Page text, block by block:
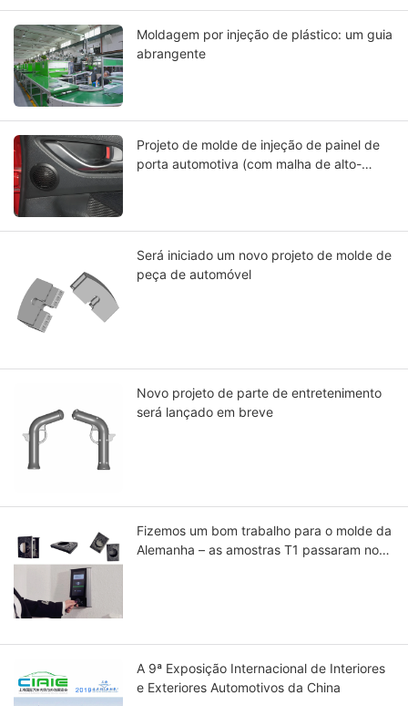
Moldagem por injeção de plástico: um guia
abrangente
Projeto de molde de injeção de painel de
porta automotiva (com malha de alto-
Será iniciado um novo projeto de molde de
peça de automóvel
Novo projeto de parte de entretenimento
será lançado em breve
Fizemos um bom trabalho para o molde da
Alemanha – as amostras T1 passaram no
A 9ª Exposição Internacional de Interiores
e Exteriores Automotivos da China